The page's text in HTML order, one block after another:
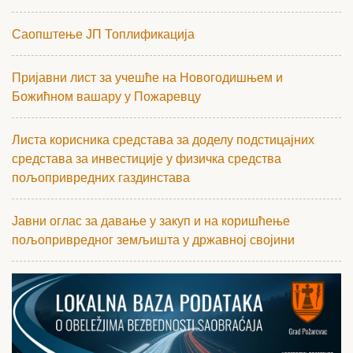
Саопштење ЈП Топлификација
Пријавни лист за учешће на Новогодишњем и
Божићном вашару у Пожаревцу
Листа корисника средстава за доделу подстицајних
средстава за инвестиције у физичка средства
пољопривредних газдинстава
Јавни оглас за давање у закуп и на коришћење
пољопривредног земљишта у државној својини